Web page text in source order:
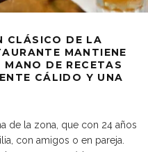
CLÁSICO DE LA
MANTIENE
DE RECETAS
CÁLIDO Y UNA
de la zona, que con 24 años
con amigos o en pareja.